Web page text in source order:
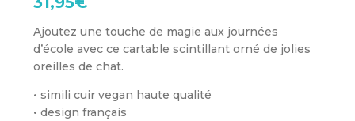
Ajoutez une touche de magie aux journées
d’école avec ce cartable scintillant orné de jolies
oreilles de chat.
• simili cuir vegan haute qualité
• design français